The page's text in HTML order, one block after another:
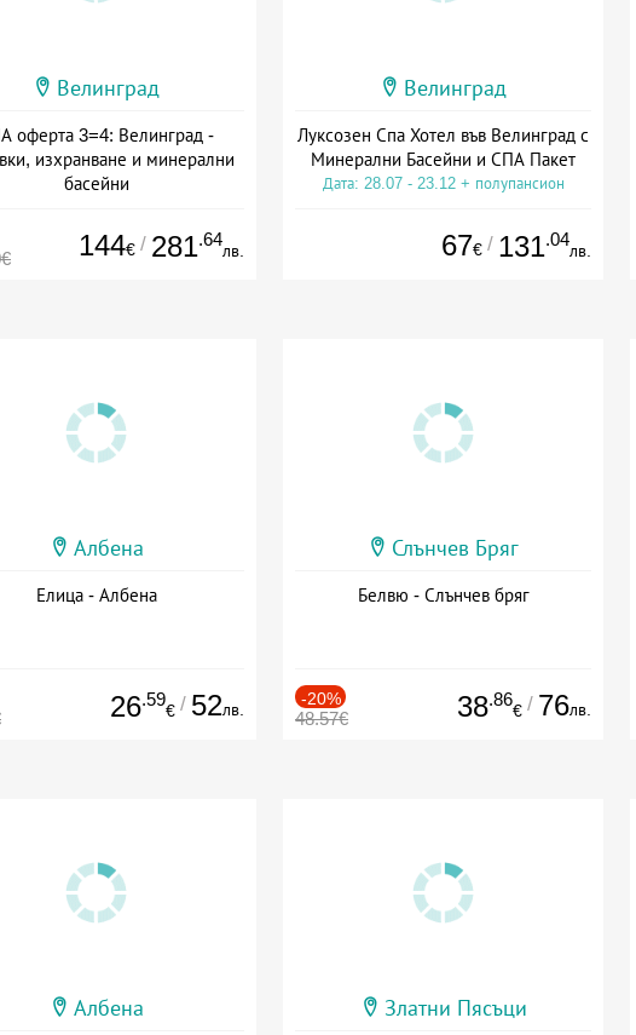
Велинград
оферта 3=4: Велинград -
изхранване и минерални
басейни
144€ / 281.64
лв.
Велинград
Луксозен Спа Хотел във Велинград с
Минерални Басейни и СПА Пакет
Дата: 28.07 - 23.12 + полупансион
67€ / 131.04
лв.
Албена
Елица - Албена
26.59
€ / 52лв.
Слънчев Бряг
Белвю - Слънчев бряг
-20%
48.57€ 38.86
€ / 76лв.
Албена Златни Пясъци